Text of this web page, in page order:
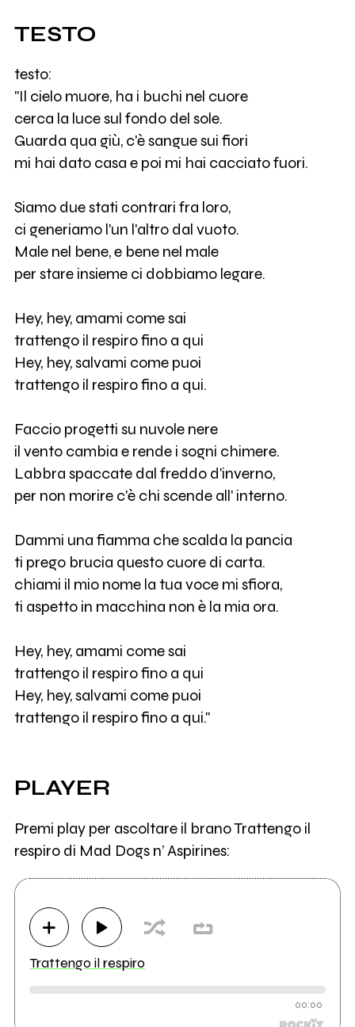
TESTO
testo:
"Il cielo muore, ha i buchi nel cuore
cerca la luce sul fondo del sole.
Guarda qua giù, c'è sangue sui fiori
mi hai dato casa e poi mi hai cacciato fuori.
Siamo due stati contrari fra loro,
ci generiamo l'un l'altro dal vuoto.
Male nel bene, e bene nel male
per stare insieme ci dobbiamo legare.
Hey, hey, amami come sai
trattengo il respiro fino a qui
Hey, hey, salvami come puoi
trattengo il respiro fino a qui.
Faccio progetti su nuvole nere
il vento cambia e rende i sogni chimere.
Labbra spaccate dal freddo d'inverno,
per non morire c'è chi scende all' interno.
Dammi una fiamma che scalda la pancia
ti prego brucia questo cuore di carta.
chiami il mio nome la tua voce mi sfiora,
ti aspetto in macchina non è la mia ora.
Hey, hey, amami come sai
trattengo il respiro fino a qui
Hey, hey, salvami come puoi
trattengo il respiro fino a qui."
PLAYER
Premi play per ascoltare il brano Trattengo il
respiro di Mad Dogs n’ Aspirines:
Trattengo il respiro
00:00